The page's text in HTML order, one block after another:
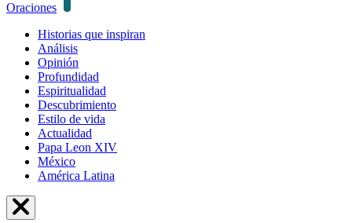
Oraciones
Historias que inspiran
Análisis
Opinión
Profundidad
Espiritualidad
Descubrimiento
Estilo de vida
Actualidad
Papa Leon XIV
México
América Latina